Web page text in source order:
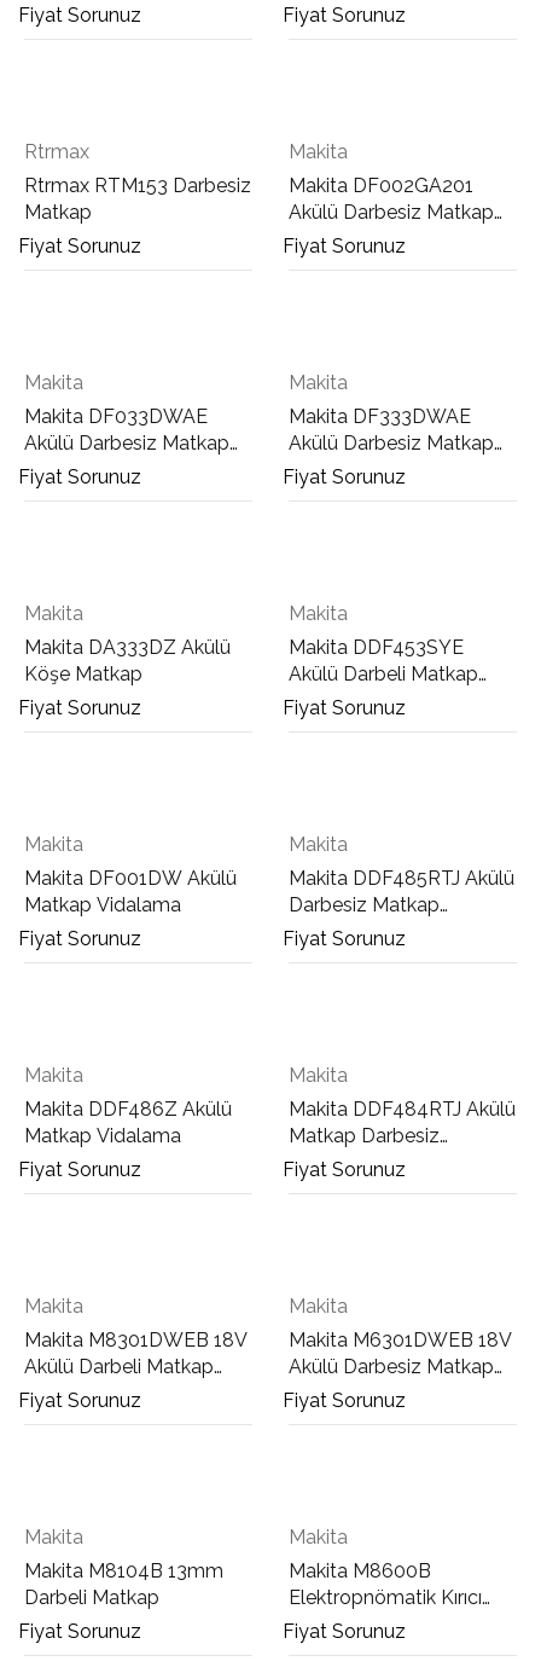
Fiyat Sorunuz
Fiyat Sorunuz
Rtrmax
Rtrmax RTM153 Darbesiz
Matkap
Fiyat Sorunuz
Makita
Makita DF002GA201
Akülü Darbesiz Matkap
Vidalama
Fiyat Sorunuz
Makita
Makita DF033DWAE
Akülü Darbesiz Matkap
Vidalama
Fiyat Sorunuz
Makita
Makita DF333DWAE
Akülü Darbesiz Matkap
Vidalama
Fiyat Sorunuz
Makita
Makita DA333DZ Akülü
Köşe Matkap
Fiyat Sorunuz
Makita
Makita DDF453SYE
Akülü Darbeli Matkap
Vidalama
Fiyat Sorunuz
Makita
Makita DF001DW Akülü
Matkap Vidalama
Fiyat Sorunuz
Makita
Makita DDF485RTJ Akülü
Darbesiz Matkap
Vidalama
Fiyat Sorunuz
Makita
Makita DDF486Z Akülü
Matkap Vidalama
Fiyat Sorunuz
Makita
Makita DDF484RTJ Akülü
Matkap Darbesiz
Vidalama (2x5 Ah)
Fiyat Sorunuz
Makita
Makita M8301DWEB 18V
Akülü Darbeli Matkap
Vidalama
Fiyat Sorunuz
Makita
Makita M6301DWEB 18V
Akülü Darbesiz Matkap
Vidalama
Fiyat Sorunuz
Makita
Makita M8104B 13mm
Darbeli Matkap
Fiyat Sorunuz
Makita
Makita M8600B
Elektropnömatik Kırıcı
Matkap
Fiyat Sorunuz